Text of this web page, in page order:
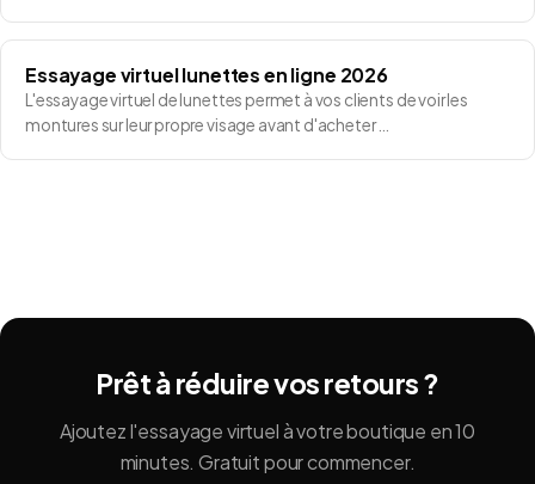
Essayage virtuel lunettes en ligne 2026
L'essayage virtuel de lunettes permet à vos clients de voir les
montures sur leur propre visage avant d'acheter …
Prêt à réduire vos retours ?
Ajoutez l'essayage virtuel à votre boutique en 10
minutes. Gratuit pour commencer.